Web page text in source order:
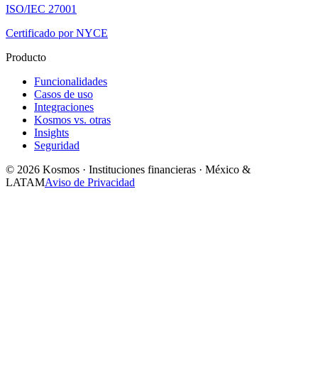
ISO/IEC 27001
Certificado por NYCE
Producto
Funcionalidades
Casos de uso
Integraciones
Kosmos vs. otras
Insights
Seguridad
© 2026 Kosmos · Instituciones financieras · México &
LATAMAviso de Privacidad